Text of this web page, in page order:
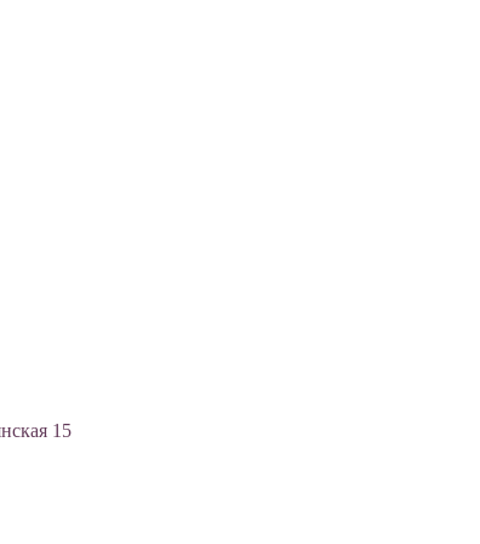
15